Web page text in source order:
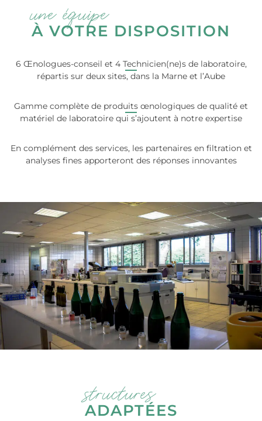
une équipe
À VOTRE DISPOSITION
6 Œnologues-conseil et 4 Technicien(ne)s de laboratoire,
répartis sur deux sites, dans la Marne et l’Aube
Gamme complète de produits œnologiques de qualité et
matériel de laboratoire qui s’ajoutent à notre expertise
En complément des services, les partenaires en filtration et
analyses fines apporteront des réponses innovantes
structures
ADAPTÉES